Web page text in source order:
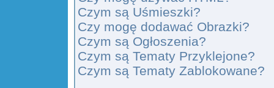
Czym są Uśmieszki?
Czy mogę dodawać Obrazki?
Czym są Ogłoszenia?
Czym są Tematy Przyklejone?
Czym są Tematy Zablokowane?